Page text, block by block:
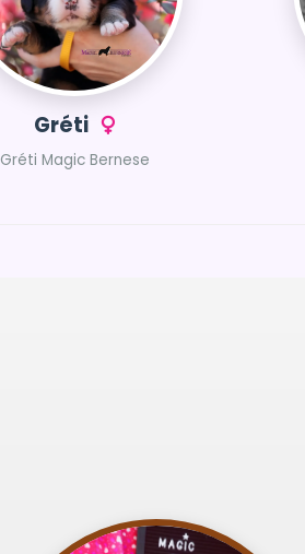
Gréti
Gréti Magic Bernese